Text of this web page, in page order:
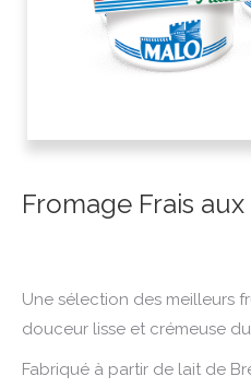
Fromage Frais aux
Une sélection des meilleurs
douceur lisse et crémeuse
Fabriqué à partir de lait de